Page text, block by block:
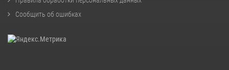
Сообщить об ошибках